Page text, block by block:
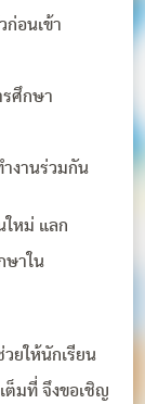
ก่อนเข้า
รศึกษา
งานร่วมกัน
ใหม่ แลก
ษาใน
ยให้นักเรียน
ต็มที่ จึงขอเชิญ